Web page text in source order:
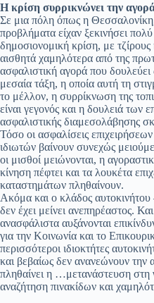
Η κρίση συρρικνώνει την
Σε μια πόλη όπως η Θεσσαλονίκη,
προβλήματα είχαν ξεκινήσει
δημοσιονομική κρίση, με τζίρους
αισθητά χαμηλότερα από της
ασφαλιστική αγορά που δουλεύει
μεσαία τάξη, η οποία αυτή τη
το μέλλον, η συρρίκνωση της
είναι γεγονός και η δουλειά των
ασφαλιστικής διαμεσολάβησης
Τόσο οι ασφαλίσεις
ιδιωτών βαίνουν συνεχώς
οι μισθοί μειώνονται, η
κίνηση πέφτει και τα λουκέτα
καταστημάτων πληθαίνουν.
Ακόμα και ο κλάδος αυτοκινήτου
δεν έχει μείνει ανεπηρέαστος.
ανασφάλιστα αυξάνονται
για την Κοινωνία και το
περισσότεροι ιδιοκτήτες
και βεβαίως δεν ανανεώνουν την
πληθαίνει η …μετανάστευση στη
αναζήτηση πινακίδων και